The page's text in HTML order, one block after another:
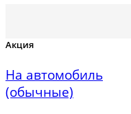
Акция
На автомобиль
(обычные)